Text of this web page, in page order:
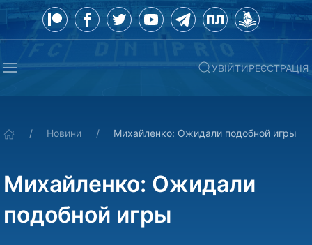
УВІЙТИРЕЄСТРАЦІЯ
Новини Михайленко: Ожидали подобной игры
Михайленко: Ожидали
подобной игры